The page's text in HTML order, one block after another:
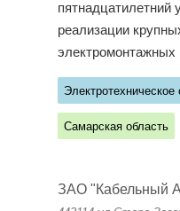
реализации
электромонтажных
Самарская область
ЗАО "Кабельный